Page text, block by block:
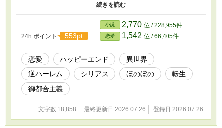
た縁談は、新興伯爵家（どうも商売で成功して、その経済効果から
叙爵されたらしい）との縁談。 これは裏があるなと思いつつも、
「結婚は勢いよ！」と背を押されそのまま結婚式。 結婚式に現れ
た新郎は…なんと二人！？しかも前世最推しだった兄弟キャラ！？
一応、この世界の主人公が暮らすこの国では男女ともに「重婚」が
認められている（昔国を揺るがすような大恋愛があったせいらし
い）ので法律上は無理はないのだが…。 そして初夜。 ベッドの上
でネグリジェを着て待っていた主人公の元に、二人は…来た！？
しかしお決まりの「君を愛することはない」「これは公爵家の庇護
に入るための政略結婚」と言われる。 主人公は果たして推したち
と良好な関係を築いていけるのか…！？ 小説家になろう様でも投
稿しています。
24h.ポイント 553pt
小説 2,770 位 / 228,955件
恋愛 1,542 位 / 66,405件
恋愛 ハッピーエンド
異世界
逆ハーレム
シリアス ほのぼの
転生
御都合主義
文字数 18,858 最終更新日 2026.07.26 登録日 2026.07.26